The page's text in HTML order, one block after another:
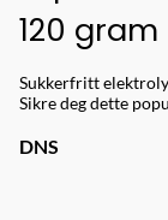
120 gram
Sukkerfritt
Sikre deg dette
DNS